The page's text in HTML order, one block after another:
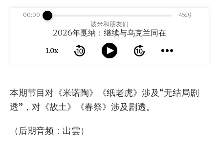
波米和朋友们
2026年戛纳：继续与乌克兰同在
1.0x
00:00 45:19
本期节目对《米诺陶》《纸老虎》涉及“无结局剧
透”，对《故土》《春祭》涉及剧透。
（后期音频：出雲）